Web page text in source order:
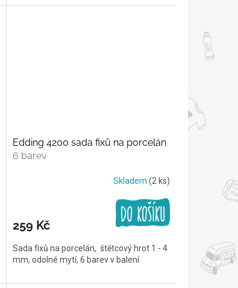
Edding 4200 sada fixů na porcelán
6 barev
Skladem (2 ks)
259 Kč
Sada fixů na porcelán, štětcový hrot 1 - 4
mm, odolné mytí, 6 barev v balení